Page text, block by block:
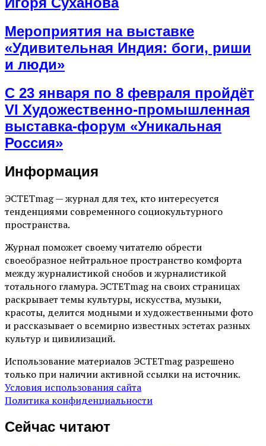
Мероприятия на выставке
«Удивительная Индия: боги, риши
и люди»
С 23 января по 8 февраля пройдёт
VI Художественно-промышленная
выставка-форум «Уникальная
Россия»
Информация
ЭСТЕТmag — журнал для тех, кто интересуется
тенденциями современного социокультурного
пространства.
Журнал поможет своему читателю обрести
своеобразное нейтральное пространство комфорта
между журналистикой снобов и журналистикой
тотального гламура. ЭСТЕТmag на своих страницах
раскрывает темы культуры, искусства, музыки,
красоты, делится модными и художественными фото
и рассказывает о всемирно известных эстетах разных
культур и цивилизаций.
Использование материалов ЭСТЕТmag разрешено
только при наличии активной ссылки на источник.
Условия использования сайта
Политика конфиденциальности
Сейчас читают